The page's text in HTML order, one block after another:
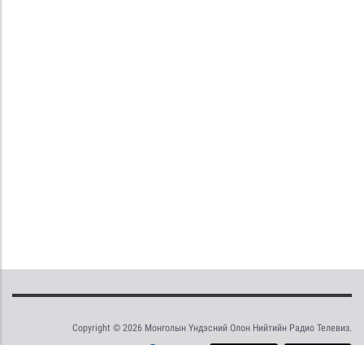
Copyright © 2026 Монголын Үндэсний Олон Нийтийн Радио Телевиз.